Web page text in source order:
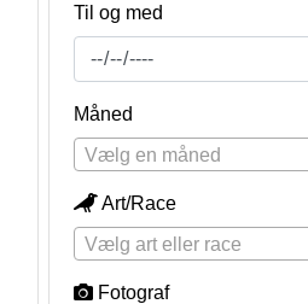
Til og med
Måned
Vælg en måned
Art/Race
Vælg art eller race
Fotograf